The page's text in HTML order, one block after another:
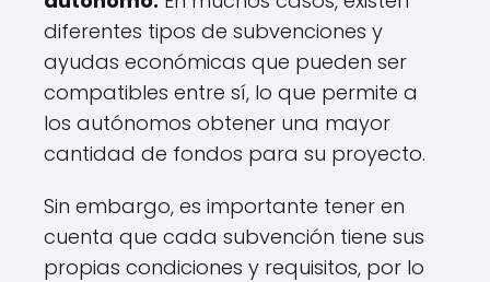
diferentes tipos de subvenciones y
ayudas económicas que pueden ser
compatibles entre sí, lo que permite a
los autónomos obtener una mayor
cantidad de fondos para su proyecto.
Sin embargo, es importante tener en
cuenta que cada subvención tiene sus
propias condiciones y requisitos, por lo